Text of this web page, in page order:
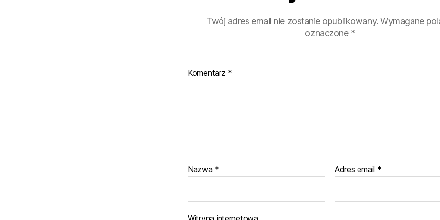
Twój adres email nie zostanie opublikowany. Wymagane
oznaczone *
Komentarz *
Nazwa * Adres email *
Witryna internetowa